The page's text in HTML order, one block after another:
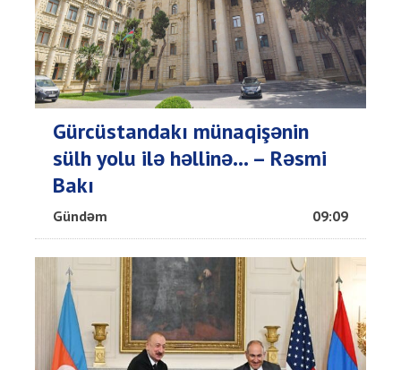
Gürcüstandakı münaqişənin
sülh yolu ilə həllinə... – Rəsmi
Bakı
Gündəm 09:09